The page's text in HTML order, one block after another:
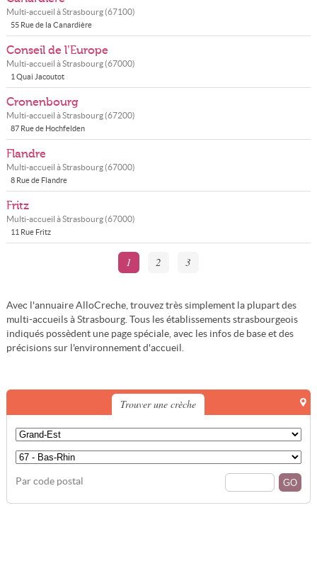
Multi-accueil àStrasbourg(67100)
55 Rue de la Canardière
Conseil de l’Europe
Multi-accueil àStrasbourg(67000)
1 Quai Jacoutot
Cronenbourg
Multi-accueil àStrasbourg(67200)
87 Rue de Hochfelden
Flandre
Multi-accueil àStrasbourg(67000)
8 Rue de Flandre
Fritz
Multi-accueil àStrasbourg(67000)
11 Rue Fritz
1 2 3
Avec l'annuaire AlloCreche, trouvez très simplement la plupart des
multi-accueils à Strasbourg. Tous les établissements strasbourgeois
indiqués possèdent une page spéciale, avec les infos de base et des
précisions sur l'environnement d'accueil.
Trouver une crèche
Par code postal